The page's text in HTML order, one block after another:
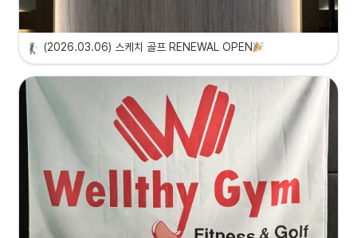
(2026.03.06) 스케치 골프 RENEWAL OPEN